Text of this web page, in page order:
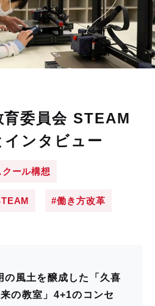
育委員会 STEAM
インタビュー
ール構想
#働き方改革
の風土を醸成した「久喜
の教室」4+1のコンセ